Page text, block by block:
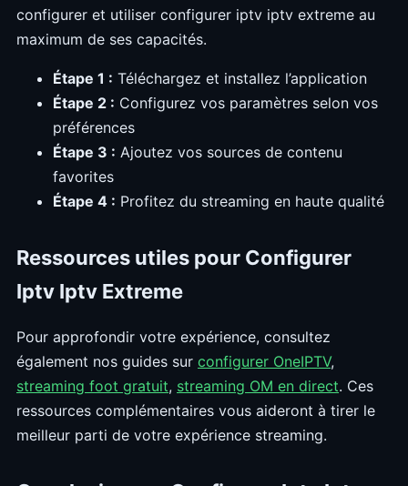
configurer et utiliser configurer iptv iptv extreme au
maximum de ses capacités.
Étape 1 : Téléchargez et installez l’application
Étape 2 : Configurez vos paramètres selon vos
préférences
Étape 3 : Ajoutez vos sources de contenu
favorites
Étape 4 : Profitez du streaming en haute qualité
Ressources utiles pour Configurer
Iptv Iptv Extreme
Pour approfondir votre expérience, consultez
également nos guides sur configurer OneIPTV,
streaming foot gratuit, streaming OM en direct. Ces
ressources complémentaires vous aideront à tirer le
meilleur parti de votre expérience streaming.